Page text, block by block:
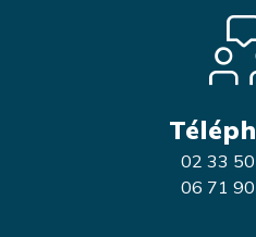
02 33
06 71